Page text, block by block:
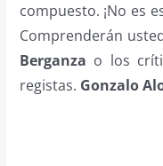
compuesto. ¡No es
Comprenderán
Berganza o los
registas. Gonzalo